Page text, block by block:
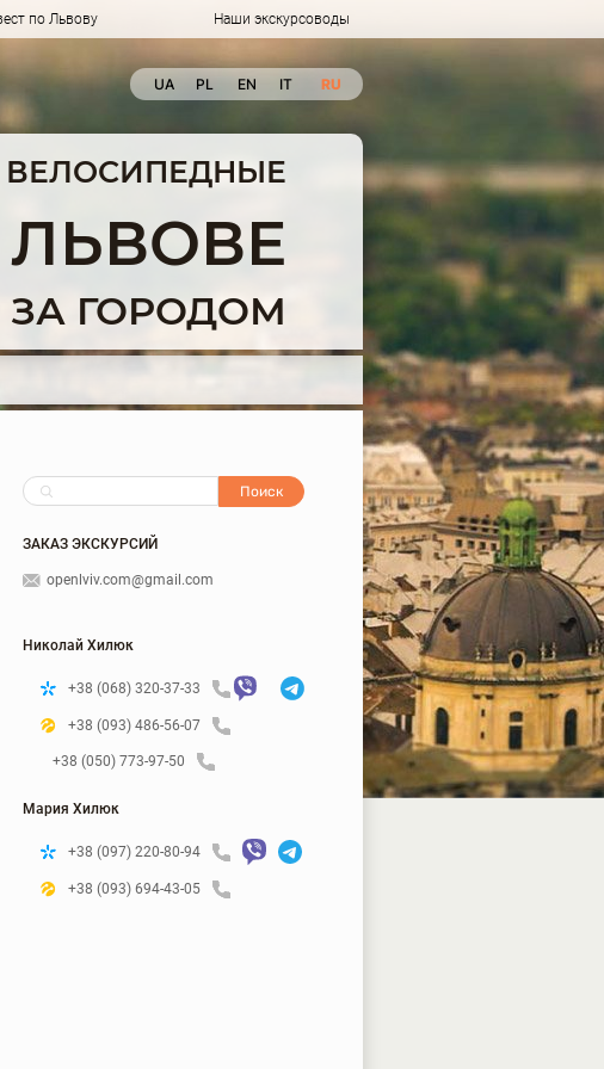
по Львову Наши экскурсоводы
UA RU
EN
PL IT
ЗА ГОРОДОМ
ЗАКАЗ ЭКСКУРСИЙ
openlviv.com@gmail.com
Николай Хилюк
+38 (068) 320-37-33
+38 (093) 486-56-07
+38 (050) 773-97-50
Мария Хилюк
+38 (097) 220-80-94
+38 (093) 694-43-05